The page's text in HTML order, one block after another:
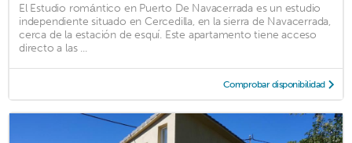
El Estudio romántico en Puerto De Navacerrada es un estudio
independiente situado en Cercedilla, en la sierra de Navacerrada,
cerca de la estación de esquí. Este apartamento tiene acceso
directo a las ...
Comprobar disponibilidad